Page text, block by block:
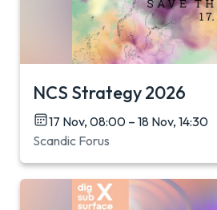
NCS Strategy 2026
17 Nov, 08:00 – 18 Nov, 14:30
Scandic Forus